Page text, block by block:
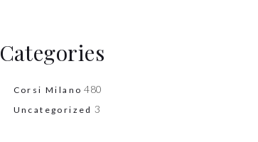
Categories
Corsi Milano 480
Uncategorized 3